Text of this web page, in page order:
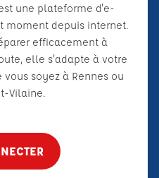
une plateforme d'e-
moment depuis internet.
efficacement à
elle s'adapte à votre
soyez à Rennes ou
Vilaine.